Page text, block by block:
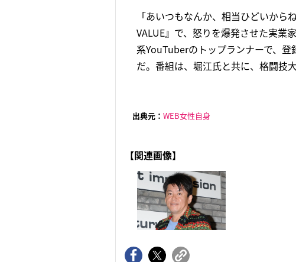
「あいつもなんか、相当ひどいか
VALUE』で、怒りを爆発させた実業
系YouTuberのトップランナーで、登
だ。番組は、堀江氏と共に、格闘技
出典元： WEB女性自身
【関連画像】